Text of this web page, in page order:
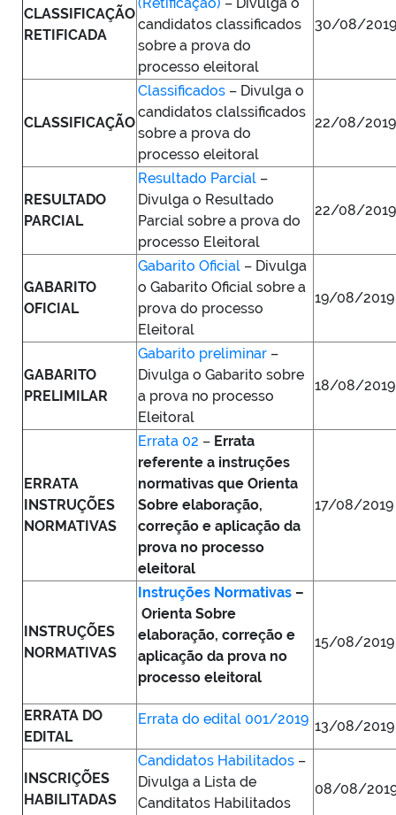
CLASSIFICAÇÃO
RETIFICADA
candidatos classificados
sobre a prova do
processo eleitoral
30/08/2019
CLASSIFICAÇÃO
Classificados – Divulga o
candidatos clalssificados
sobre a prova do
processo eleitoral
22/08/2019
RESULTADO
PARCIAL
Resultado Parcial –
Divulga o Resultado
Parcial sobre a prova do
processo Eleitoral
22/08/2019
GABARITO
OFICIAL
Gabarito Oficial – Divulga
o Gabarito Oficial sobre a
prova do processo
Eleitoral
19/08/2019
GABARITO
PRELIMILAR
Gabarito preliminar –
Divulga o Gabarito sobre
a prova no processo
Eleitoral
18/08/2019
ERRATA
INSTRUÇÕES
NORMATIVAS
Errata 02 – Errata
referente a instruções
normativas que Orienta
Sobre elaboração,
correção e aplicação da
prova no processo
eleitoral
17/08/2019
INSTRUÇÕES
NORMATIVAS
Instruções Normativas –
Orienta Sobre
elaboração, correção e
aplicação da prova no
processo eleitoral
15/08/
ERRATA DO
EDITAL
Errata do edital 001/2019 13/08/2019
INSCRIÇÕES
HABILITADAS
Candidatos Habilitados –
Divulga a Lista de
Canditatos Habilitados
08/08/